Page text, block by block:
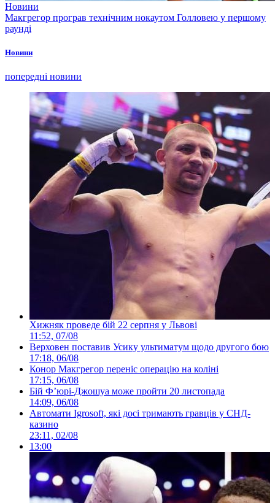
Новини
Макгрегор програв технічним нокаутом Голловею у першому
раунді
Новини
попередні новини
Хижняк проведе бій 22 серпня у Львові
11:52, 07/08
Верховен поставив Усику ультиматум щодо другого бою
17:18, 06/08
Конор Макгрегор переніс операцію на коліні
17:15, 06/08
Бій Ф’юрі-Джошуа може пройти 20 листопада
14:09, 06/08
Автомати Igrosoft, які досі тримають гравців у СНД-
казино
23:11, 02/08
13:00